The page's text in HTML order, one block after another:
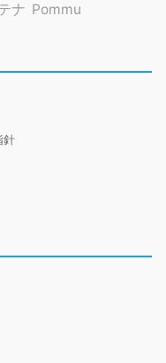
ナ Pommu
針